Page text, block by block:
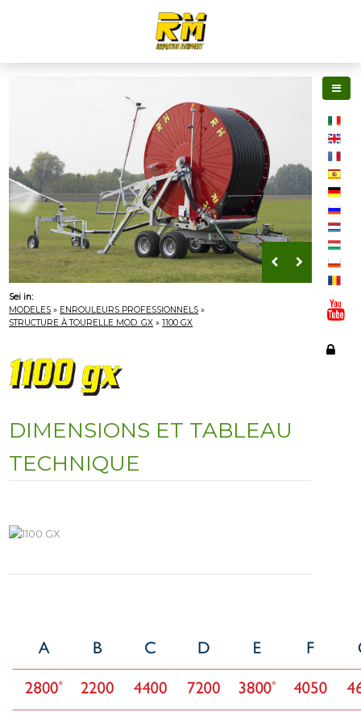
Sei in:
MODELES » ENROULEURS PROFESSIONNELS »
STRUCTURE À TOURELLE MOD. GX »1100 GX
DIMENSIONS ET TABLEAU
TECHNIQUE